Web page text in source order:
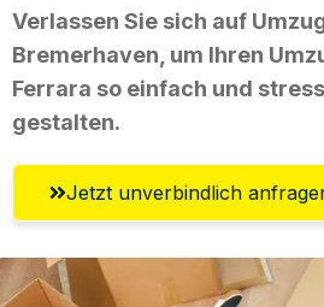
Verlassen Sie sich auf
Bremerhaven, um Ihren
Ferrara so einfach und
gestalten.
Jetzt unverbindlich